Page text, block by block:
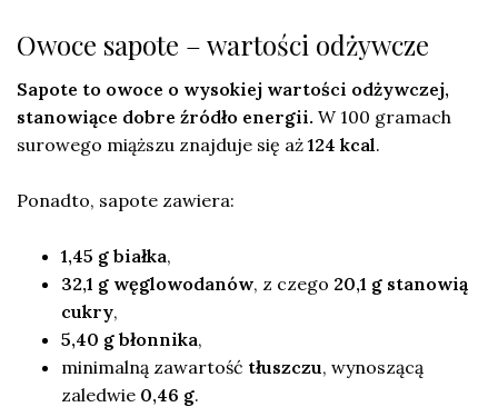
Owoce sapote – wartości odżywcze
Sapote to owoce o wysokiej wartości odżywczej,
stanowiące dobre źródło energii. W 100 gramach
surowego miąższu znajduje się aż124 kcal.
Ponadto, sapote zawiera:
1,45 g białka,
32,1 g węglowodanów, z czego 20,1 g stanowią
cukry,
5,40 g błonnika,
minimalną zawartość tłuszczu, wynoszącą
zaledwie 0,46 g.